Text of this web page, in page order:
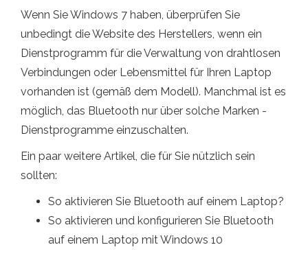
Wenn Sie Windows 7 haben, überprüfen Sie
unbedingt die Website des Herstellers, wenn ein
Dienstprogramm für die Verwaltung von drahtlosen
Verbindungen oder Lebensmittel für Ihren Laptop
vorhanden ist (gemäß dem Modell). Manchmal ist es
möglich, das Bluetooth nur über solche Marken -
Dienstprogramme einzuschalten.
Ein paar weitere Artikel, die für Sie nützlich sein
sollten:
So aktivieren Sie Bluetooth auf einem Laptop?
So aktivieren und konfigurieren Sie Bluetooth
auf einem Laptop mit Windows 10